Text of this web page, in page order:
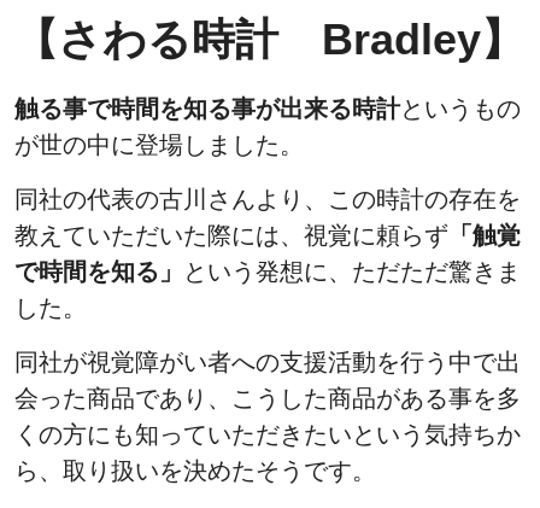
【さわる時計 Bradley】
触る事で時間を知る事が出来る時計というもの
が世の中に登場しました。
同社の代表の古川さんより、この時計の存在を
教えていただいた際には、視覚に頼らず 「触覚
で時間を知る」
という発想に、ただただ驚きま
した。
同社が視覚障がい者への支援活動を行う中で出
会った商品であり、こうした商品がある事を多
くの方にも知っていただきたいという気持ちか
ら、取り扱いを決めたそうです。